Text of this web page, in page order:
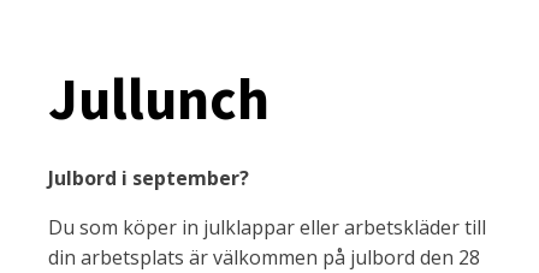
Jullunch
Julbord i september?
Du som köper in julklappar eller arbetskläder till
din arbetsplats är välkommen på julbord den 28